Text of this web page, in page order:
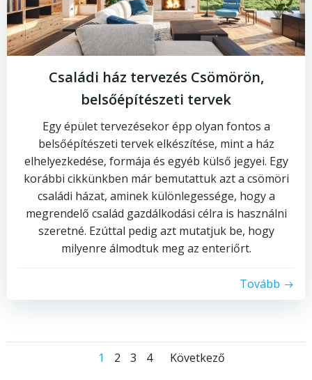
Családi ház tervezés Csömörön,
belsőépítészeti tervek
Egy épület tervezésekor épp olyan fontos a
belsőépítészeti tervek elkészítése, mint a ház
elhelyezkedése, formája és egyéb külső jegyei. Egy
korábbi cikkünkben már bemutattuk azt a csömöri
családi házat, aminek különlegessége, hogy a
megrendelő család gazdálkodási célra is használni
szeretné. Ezúttal pedig azt mutatjuk be, hogy
milyenre álmodtuk meg az enteriőrt.
Tovább
Posts
Page
1 Page
2 Page
3 Page
4
Posts
Következő